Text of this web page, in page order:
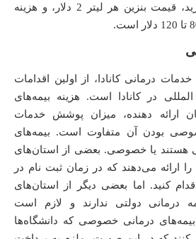
وسیله نقلیه شخصی دارید، قیمت بنزین هر لیتر 2 دلار، و هزینه
درمانی کانادا، از اولین اقدامات
در کانادا است. هزینه بیمه‌های
ارائه دهنده، میزان پوشش خدمات
بودن آن متفاوت است. بیمه‌های
هستند یا خصوصی. بعضی از استان‌های
را ارائه می‌دهند که در زمان ثبت نام در
اقدام کنید. اما بعضی دیگر از استان‌های
بیمه درمانی دولتی ندارند و لازم است
بیمه‌های درمانی‌ خصوصی که دانشگاه‌ها